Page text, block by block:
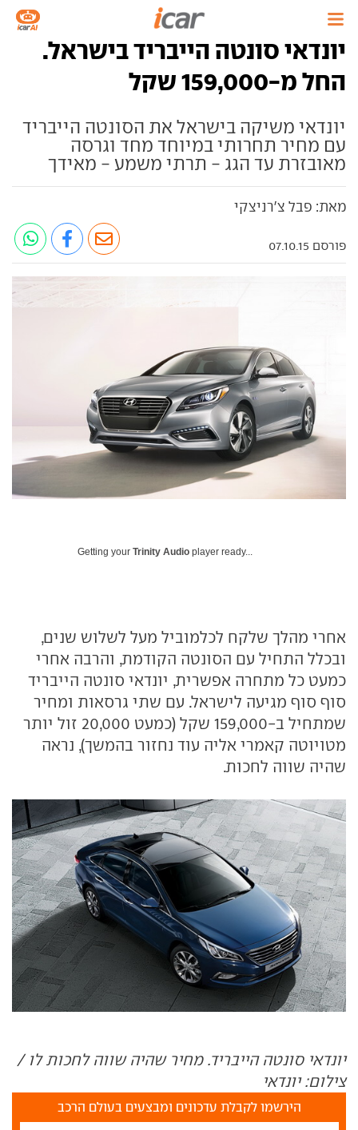
יונדאי סונטה הייבריד בישראל.
החל מ-159,000 שקל
יונדאי משיקה בישראל את הסונטה הייבריד
עם מחיר תחרותי במיוחד מחד וגרסה
מאובזרת עד הגג - תרתי משמע - מאידך
מאת: פבל צ'רניצקי
פורסם 07.10.15
Getting your Trinity Audio player ready...
אחרי מהלך שלקח לכלמוביל מעל לשלוש שנים,
ובכלל התחיל עם הסונטה הקודמת, והרבה אחרי
כמעט כל מתחרה אפשרית, יונדאי סונטה הייבריד
סוף סוף מגיעה לישראל. עם שתי גרסאות ומחיר
שמתחיל ב-159,000 שקל (כמעט 20,000 זול יותר
מטויוטה קאמרי אליה עוד נחזור בהמשך), נראה
שהיה שווה לחכות.
יונדאי סונטה הייבריד. מחיר שהיה שווה לחכות לו /
צילום: יונדאי
הירשמו לקבלת עדכונים ומבצעים בעולם הרכב